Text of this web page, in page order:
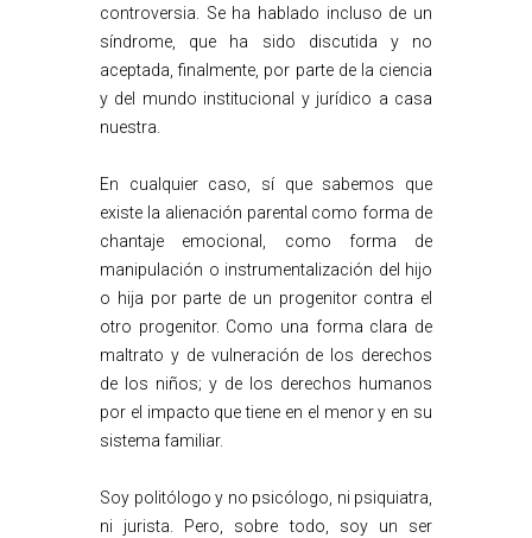
controversia. Se ha hablado incluso de un
síndrome, que ha sido discutida y no
aceptada, finalmente, por parte de la ciencia
y del mundo institucional y jurídico a casa
nuestra.
En cualquier caso, sí que sabemos que
existe la alienación parental como forma de
chantaje emocional, como forma de
manipulación o instrumentalización del hijo
o hija por parte de un progenitor contra el
otro progenitor. Como una forma clara de
maltrato y de vulneración de los derechos
de los niños; y de los derechos humanos
por el impacto que tiene en el menor y en su
sistema familiar.
Soy politólogo y no psicólogo, ni psiquiatra,
ni jurista. Pero, sobre todo, soy un ser